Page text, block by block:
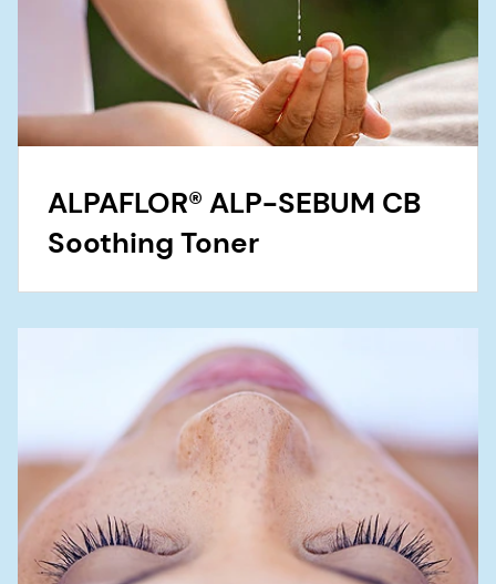
ALPAFLOR® ALP-SEBUM CB
Soothing Toner